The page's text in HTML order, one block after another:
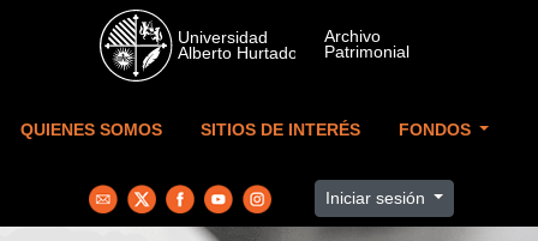
Skip to main content
QUIENES SOMOS SITIOS DE INTERÉS FONDOS
Iniciar sesión